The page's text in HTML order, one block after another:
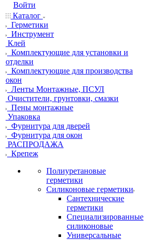
Войти
Каталог
Герметики
Инструмент
Клей
Комплектующие для установки и
отделки
Комплектующие для производства
окон
Ленты Монтажные, ПСУЛ
Очистители, грунтовки, смазки
Пены монтажные
Упаковка
Фурнитура для дверей
Фурнитура для окон
РАСПРОДАЖА
Крепеж
Полиуретановые
герметики
Силиконовые герметики
Сантехнические
герметики
Специализированные
силиконовые
Универсальные